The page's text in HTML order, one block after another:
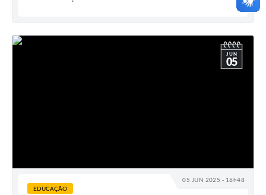
05 JUN 2025 - 16h48
JUN
05
EDUCAÇÃO